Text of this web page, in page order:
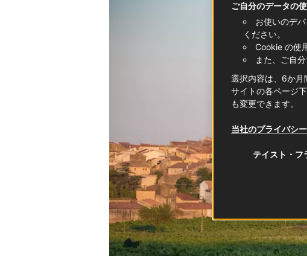
ご自分のデータの
お使いのデ
ください。
Cookie の使
また、ご自
選択内容は、6か月
サイトの各ページ
も変更できます。
当社のプライバシ
テイスト・フ